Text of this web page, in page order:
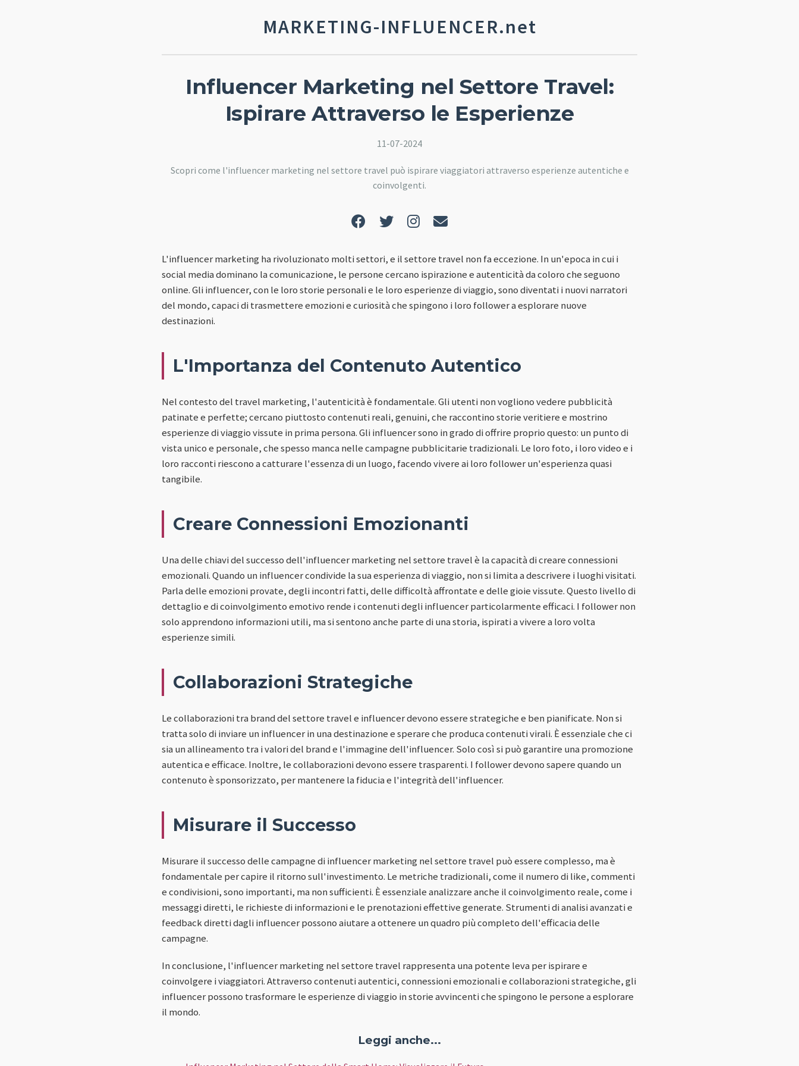
MARKETING-INFLUENCER.net
Influencer Marketing nel Settore Travel:
Ispirare Attraverso le Esperienze
11-07-2024
Scopri come l'influencer marketing nel settore travel può ispirare viaggiatori attraverso esperienze autentiche e
coinvolgenti.
L'influencer marketing ha rivoluzionato molti settori, e il settore travel non fa eccezione. In un'epoca in cui i
social media dominano la comunicazione, le persone cercano ispirazione e autenticità da coloro che seguono
online. Gli influencer, con le loro storie personali e le loro esperienze di viaggio, sono diventati i nuovi narratori
del mondo, capaci di trasmettere emozioni e curiosità che spingono i loro follower a esplorare nuove
destinazioni.
L'Importanza del Contenuto Autentico
Nel contesto del travel marketing, l'autenticità è fondamentale. Gli utenti non vogliono vedere pubblicità
patinate e perfette; cercano piuttosto contenuti reali, genuini, che raccontino storie veritiere e mostrino
esperienze di viaggio vissute in prima persona. Gli influencer sono in grado di offrire proprio questo: un punto di
vista unico e personale, che spesso manca nelle campagne pubblicitarie tradizionali. Le loro foto, i loro video e i
loro racconti riescono a catturare l'essenza di un luogo, facendo vivere ai loro follower un'esperienza quasi
tangibile.
Creare Connessioni Emozionanti
Una delle chiavi del successo dell'influencer marketing nel settore travel è la capacità di creare connessioni
emozionali. Quando un influencer condivide la sua esperienza di viaggio, non si limita a descrivere i luoghi visitati.
Parla delle emozioni provate, degli incontri fatti, delle difficoltà affrontate e delle gioie vissute. Questo livello di
dettaglio e di coinvolgimento emotivo rende i contenuti degli influencer particolarmente efficaci. I follower non
solo apprendono informazioni utili, ma si sentono anche parte di una storia, ispirati a vivere a loro volta
esperienze simili.
Collaborazioni Strategiche
Le collaborazioni tra brand del settore travel e influencer devono essere strategiche e ben pianificate. Non si
tratta solo di inviare un influencer in una destinazione e sperare che produca contenuti virali. È essenziale che ci
sia un allineamento tra i valori del brand e l'immagine dell'influencer. Solo così si può garantire una promozione
autentica e efficace. Inoltre, le collaborazioni devono essere trasparenti. I follower devono sapere quando un
contenuto è sponsorizzato, per mantenere la fiducia e l'integrità dell'influencer.
Misurare il Successo
Misurare il successo delle campagne di influencer marketing nel settore travel può essere complesso, ma è
fondamentale per capire il ritorno sull'investimento. Le metriche tradizionali, come il numero di like, commenti
e condivisioni, sono importanti, ma non sufficienti. È essenziale analizzare anche il coinvolgimento reale, come i
messaggi diretti, le richieste di informazioni e le prenotazioni effettive generate. Strumenti di analisi avanzati e
feedback diretti dagli influencer possono aiutare a ottenere un quadro più completo dell'efficacia delle
campagne.
In conclusione, l'influencer marketing nel settore travel rappresenta una potente leva per ispirare e
coinvolgere i viaggiatori. Attraverso contenuti autentici, connessioni emozionali e collaborazioni strategiche, gli
influencer possono trasformare le esperienze di viaggio in storie avvincenti che spingono le persone a esplorare
il mondo.
Leggi anche...